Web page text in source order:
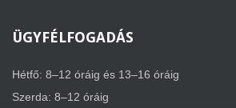
ÜGYFÉLFOGADÁS
Hétfő: 8–12 óráig és 13–16 óráig
Szerda: 8–12 óráig